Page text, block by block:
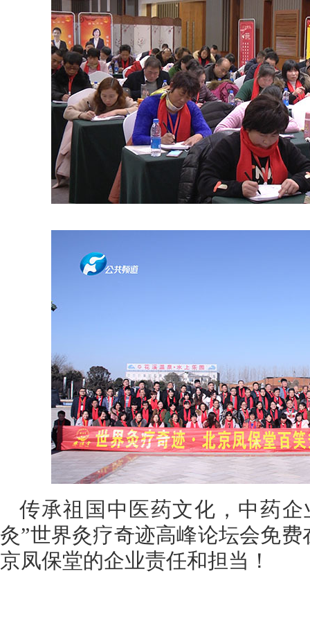
传承祖国中医药文化，中药
灸”世界灸疗奇迹高峰论坛会免
京凤保堂的企业责任和担当！